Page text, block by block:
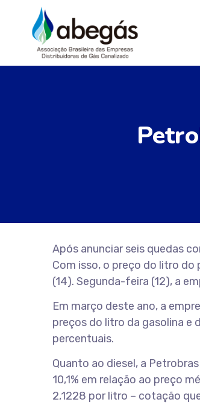
Após anunciar seis quedas
Com isso, o preço do litro
(14). Segunda-feira (12), a
Em março deste ano, a
preços do litro da gasolina e
percentuais.
Quanto ao diesel, a
10,1% em relação ao preço
2,1228 por litro – cotação